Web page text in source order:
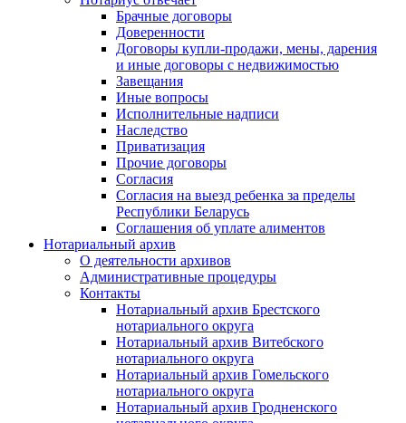
Брачные договоры
Доверенности
Договоры купли-продажи, мены, дарения
и иные договоры с недвижимостью
Завещания
Иные вопросы
Исполнительные надписи
Наследство
Приватизация
Прочие договоры
Согласия
Согласия на выезд ребенка за пределы
Республики Беларусь
Соглашения об уплате алиментов
Нотариальный архив
О деятельности архивов
Административные процедуры
Контакты
Нотариальный архив Брестского
нотариального округа
Нотариальный архив Витебского
нотариального округа
Нотариальный архив Гомельского
нотариального округа
Нотариальный архив Гродненского